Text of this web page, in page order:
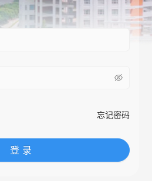
忘记密码
登 录